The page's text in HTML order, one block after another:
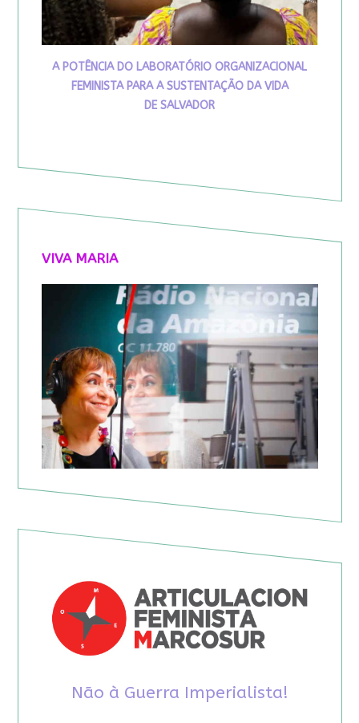
A POTÊNCIA DO LABORATÓRIO ORGANIZACIONAL
FEMINISTA PARA A SUSTENTAÇÃO DA VIDA
DE SALVADOR
VIVA MARIA
Não à Guerra Imperialista!